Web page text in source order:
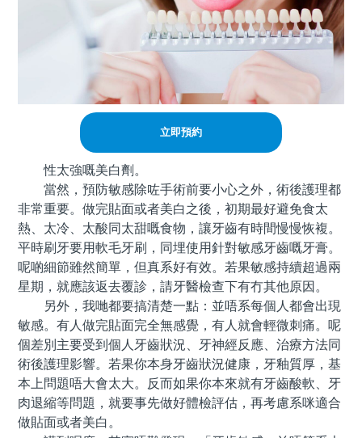
立即預約
性太強嘅美白劑。
當然，預防敏感除咗手術前要小心之外，術後護理都
非常重要。做完貼面或者美白之後，初期最好避免食太
熱、太冷、太酸同太甜嘅食物，讓牙齒有時間慢慢恢複。
平時刷牙要用軟毛牙刷，同埋使用針對敏感牙齒嘅牙膏。
呢啲細節雖然簡單，但真系好有效。若果敏感持續超過兩
星期，就應該返去覆診，請牙醫檢查下有冇其他原因。
另外，我哋都要搞清楚一點：並唔系每個人都會出現
敏感。有人做完貼面完全無感覺，有人就會輕微刺痛。呢
個差別主要受到個人牙齒狀況、牙神經反應、治療方法同
術後護理影響。若果你本身牙齒狀況健康，牙釉質厚，基
本上問題唔大會太大。反而如果你本來就有牙齒酸軟、牙
肉退縮等問題，就要事先做好體檢評估，再考慮系咪適合
做貼面或者美白。